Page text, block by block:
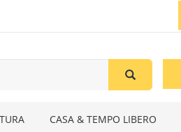
CASA & TEMPO LIBERO